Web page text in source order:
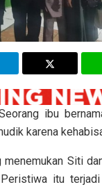
ibu
karena
Siti
Peristiwa itu